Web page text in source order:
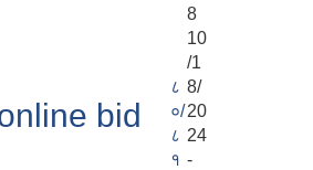
8
bid
८
०/
८
१
10
/1
8/
20
24
-